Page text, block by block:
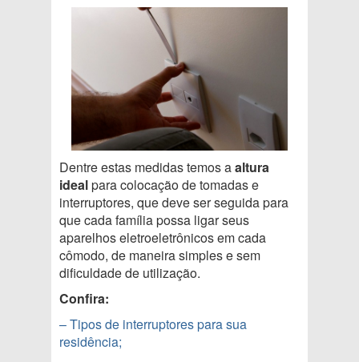
Dentre estas medidas temos aaltura
idealpara colocação de tomadas e
interruptores, que deve ser seguida para
que cada família possa ligar seus
aparelhos eletroeletrônicos em cada
cômodo, de maneira simples e sem
dificuldade de utilização.
Confira:
– Tipos de interruptores para sua
residência;